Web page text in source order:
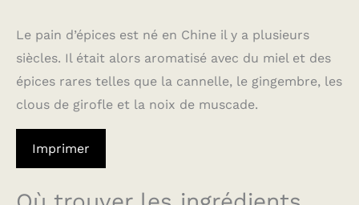
Le pain d’épices est né en Chine il y a plusieurs
siècles. Il était alors aromatisé avec du miel et des
épices rares telles que la cannelle, le gingembre, les
clous de girofle et la noix de muscade.
Imprimer